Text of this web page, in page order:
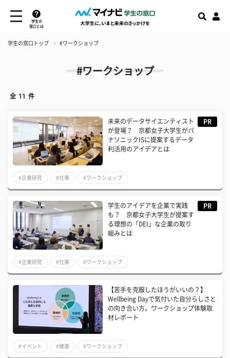
学生の
窓口とは
学生の窓口トップ #ワークショップ
#ワークショップ
全 11 件
未来のデータサイエンティスト
が登場？ 京都女子大学生がパ
ナソニックISに提案するデータ
利活用のアイデアとは
PR
#企業研究 #仕事 #ワークショップ
学生のアイデアを企業で実践
も？ 京都女子大学生が提案す
る理想の「DEI」な企業の取り
組みとは
PR
#企業研究 #仕事 #ワークショップ
【苦手を克服したほうがいいの？】
Wellbeing Dayで気付いた自分らしさと
の向き合い方。ワークショップ体験取
材レポート
#イベント #健康 #ワークショップ